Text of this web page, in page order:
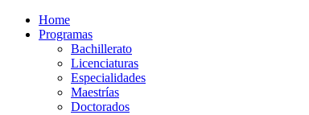
Home
Programas
Bachillerato
Licenciaturas
Especialidades
Maestrías
Doctorados